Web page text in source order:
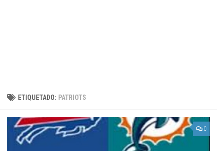
ETIQUETADO: PATRIOTS
0